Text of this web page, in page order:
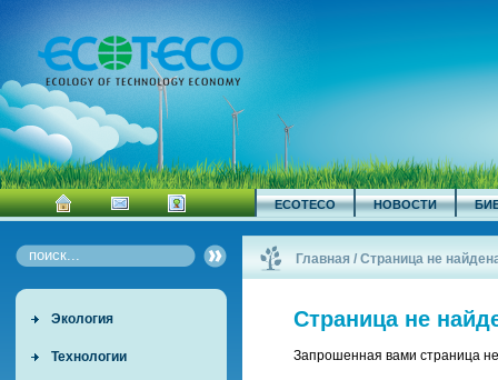
ECOTECO НОВОСТИ
Экология
Технологии
Главная /Страница не
Страница не
Запрошенная вами страница